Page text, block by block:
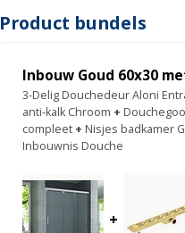
Product bundels
Inbouw Goud 60x30
3-Delig Douchedeur Aloni
anti-kalk Chroom +
compleet + Nisjes badkamer
Inbouwnis Douche
+